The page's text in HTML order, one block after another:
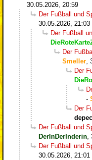
30.05.2026, 20:59
Der Fußball und
30.05.2026, 21:03
Der Fußball
Der
Smeller
Der
-
Der
Der Fußball und
DerInDerInderin
Der Fußball und
30.05.2026, 21:01